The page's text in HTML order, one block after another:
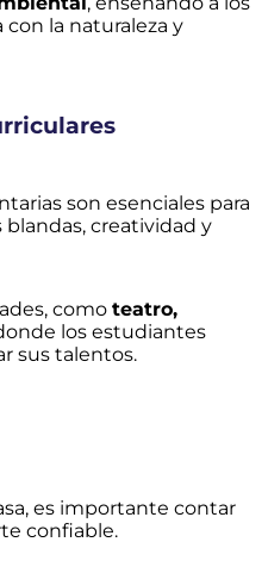
la naturaleza y
son esenciales para
creatividad y
como teatro,
los estudiantes
sus talentos.
es importante contar
confiable.